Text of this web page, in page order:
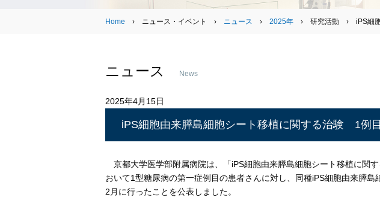
Home › ニュース・イベント › ニュース › 2025年› 研究活動 › iPS細胞由
ニュース News
2025年4月15日
iPS細胞由来膵島細胞シート移植に関する治験 1例
京都大学医学部附属病院は、「iPS細胞由来膵島細胞シート移植に関
おいて1型糖尿病の第一症例目の患者さんに対し、同種iPS細胞由来膵
2月に行ったことを公表しました。